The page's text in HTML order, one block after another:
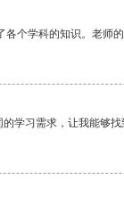
个学科的知识。老师
学习需求，让我能够找